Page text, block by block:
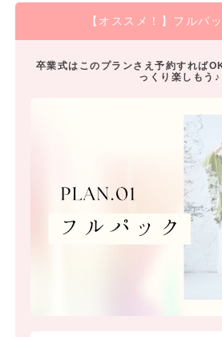
【オススメ！】フルパ
卒業式はこのプランさえ予約すれば
っくり楽しもう♪